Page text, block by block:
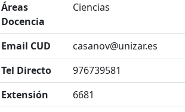
Áreas
Docencia
Ciencias
Email CUD
casanov@unizar.es
Tel Directo
976739581
Extensión
6681